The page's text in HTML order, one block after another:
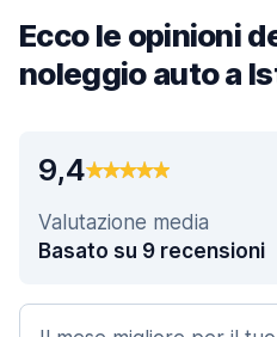
Ecco le opinioni
noleggio auto a
9,4
Valutazione media
Basato su 9 recensioni